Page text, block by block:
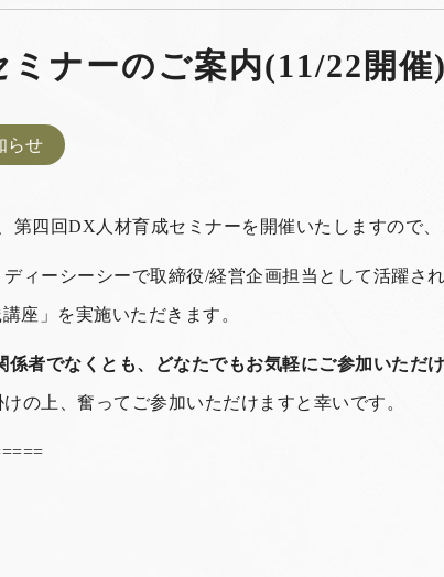
ナーのご案内(11/22開催)
らせ
四回DX人材育成セミナーを開催いたしますので、
ィーシーシーで取締役/経営企画担当として活躍され
座」を実施いただきます。
者でなくとも、どなたでもお気軽にご参加いただけ
の上、奮ってご参加いただけますと幸いです。